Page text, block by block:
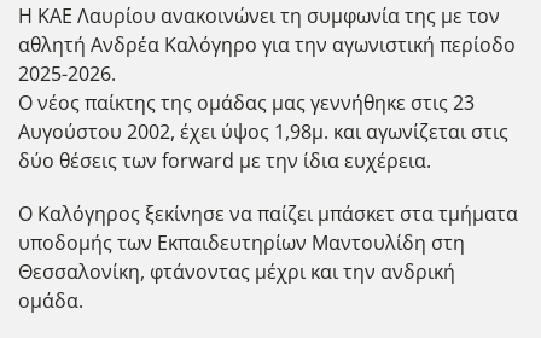
Η ΚΑΕ Λαυρίου ανακοινώνει τη συμφωνία της με τον
αθλητή Ανδρέα Καλόγηρο για την αγωνιστική περίοδο
2025-2026.
Ο νέος παίκτης της ομάδας μας γεννήθηκε στις 23
Αυγούστου 2002, έχει ύψος 1,98μ. και αγωνίζεται στις
δύο θέσεις των forward με την ίδια ευχέρεια.
Ο Καλόγηρος ξεκίνησε να παίζει μπάσκετ στα τμήματα
υποδομής των Εκπαιδευτηρίων Μαντουλίδη στη
Θεσσαλονίκη, φτάνοντας μέχρι και την ανδρική
ομάδα.